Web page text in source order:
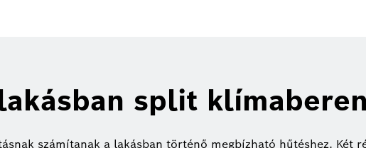
split
számítanak a lakásban történő megbízható hűtéshez. Két